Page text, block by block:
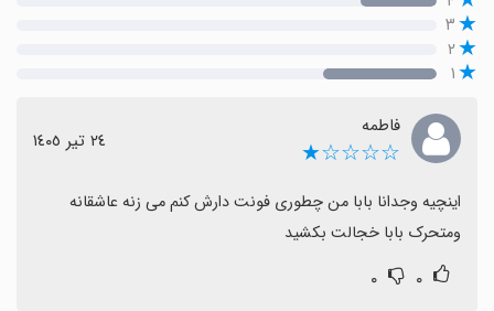
۳
۲
۱
فاطمه
☆☆☆☆★ ٢٤ تیر ١٤٠٥
ومتحرک بابا خجالت بکشید
۰ ۰